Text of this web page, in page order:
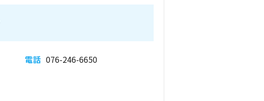
電話 076-246-6650